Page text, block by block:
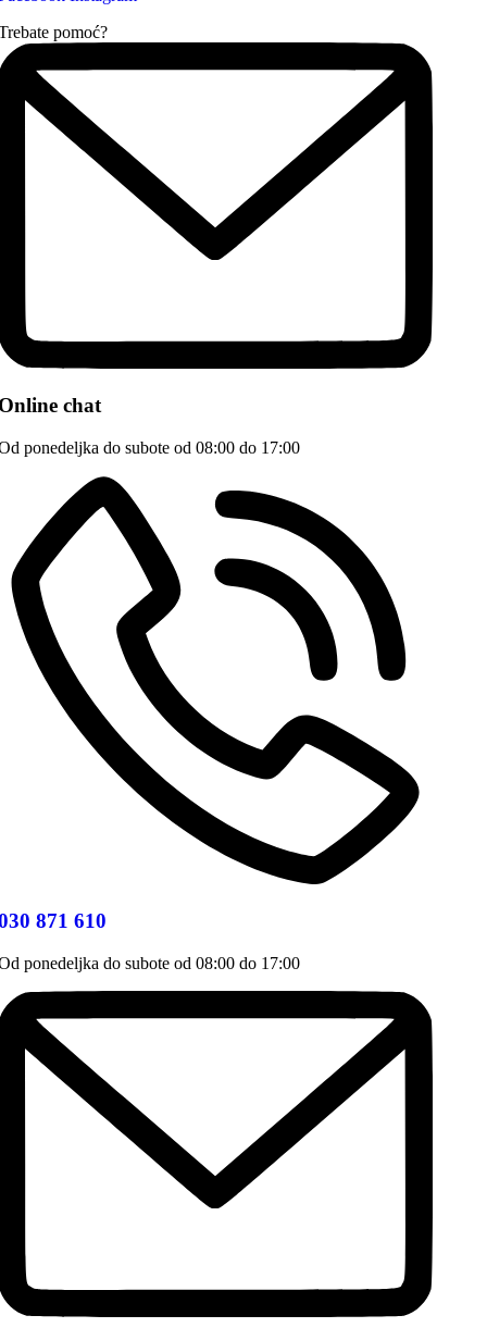
pomoć?
chat
ponedeljka do subote od 08:00 do 17:00
871 610
ponedeljka do subote od 08:00 do 17:00